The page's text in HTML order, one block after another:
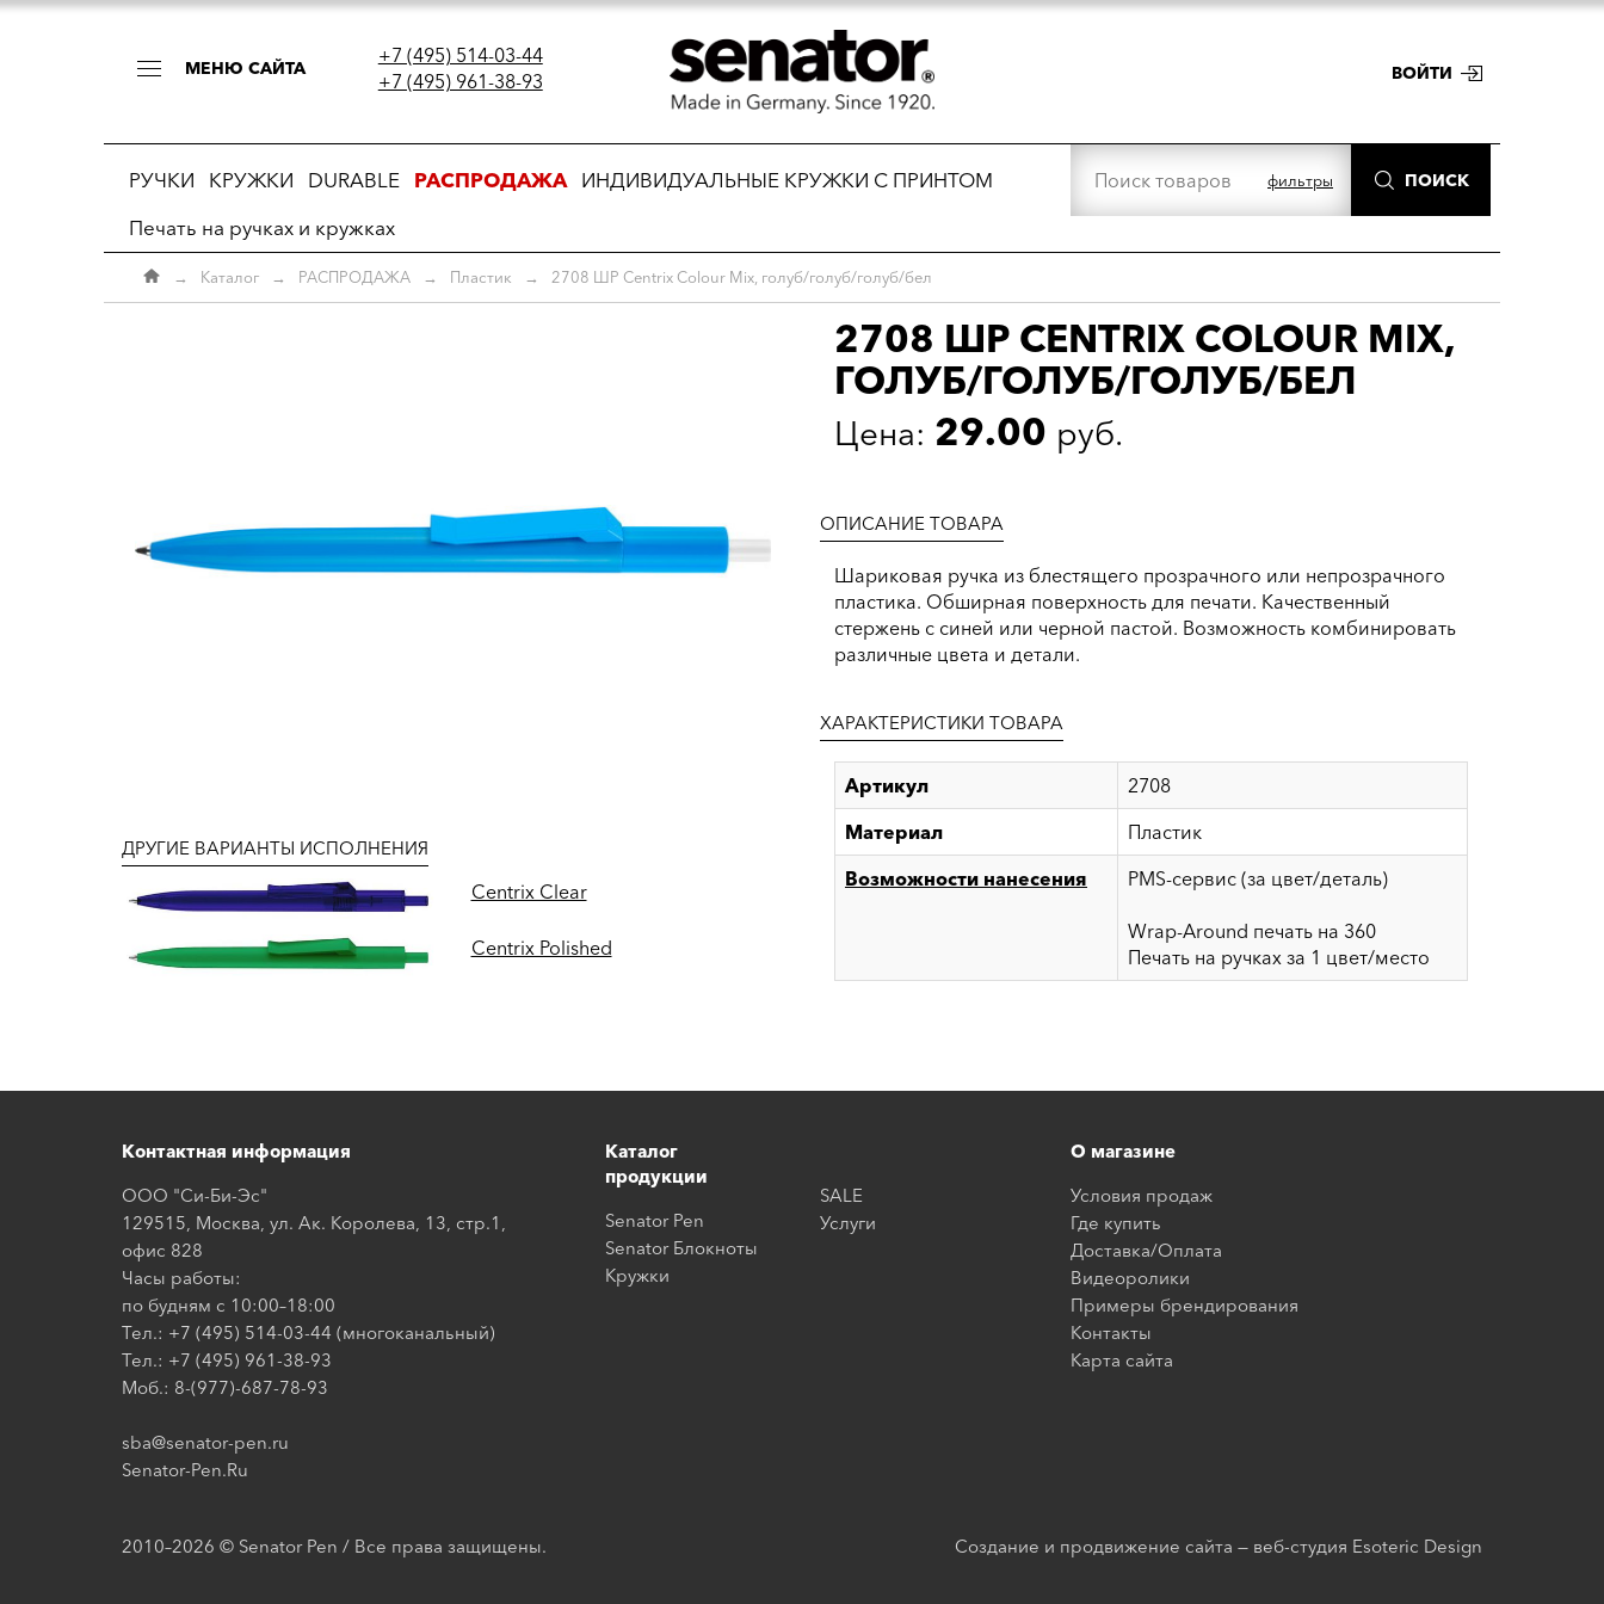
МЕНЮ САЙТА
+7 (495) 514-03-44
+7 (495) 961-38-93
ВОЙТИ
РУЧКИ КРУЖКИ DURABLE РАСПРОДАЖА
ИНДИВИДУАЛЬНЫЕ КРУЖКИ С ПРИНТОМ
Печать на ручках и кружках
фильтры ПОИСК
→ Каталог → РАСПРОДАЖА → Пластик → 2708 ШР Centrix Colour Mix, голуб/голуб/голуб/бел
2708 ШР CENTRIX COLOUR MIX,
ГОЛУБ/ГОЛУБ/ГОЛУБ/БЕЛ
Цена: 29.00 руб.
ОПИСАНИЕ ТОВАРА
Шариковая ручка из блестящего прозрачного или непрозрачного
пластика. Обширная поверхность для печати. Качественный
стержень с синей или черной пастой. Возможность комбинировать
различные цвета и детали.
ХАРАКТЕРИСТИКИ ТОВАРА
Артикул
2708
Материал
Пластик
Возможности нанесения
PMS-сервис (за цвет/деталь)
Wrap-Around печать на 360
Печать на ручках за 1 цвет/место
ДРУГИЕ ВАРИАНТЫ ИСПОЛНЕНИЯ
Centrix Clear
Centrix Polished
Контактная информация
ООО "Си-Би-Эс"
129515, Москва, ул. Ак. Королева, 13, стр.1,
офис 828
Часы работы:
по будням с 10:00–18:00
Тел.: +7 (495) 514-03-44 (многоканальный)
Тел.: +7 (495) 961-38-93
Моб.: 8-(977)-687-78-93
sba@senator-pen.ru
Senator-Pen.Ru
Каталог
продукции
Senator Pen
Senator Блокноты
Кружки
SALE
Услуги
О магазине
Условия продаж
Где купить
Доставка/Оплата
Видеоролики
Примеры брендирования
Контакты
Карта сайта
2010–2026 © Senator Pen / Все права защищены. Создание и продвижение сайта — веб-студия Esoteric Design